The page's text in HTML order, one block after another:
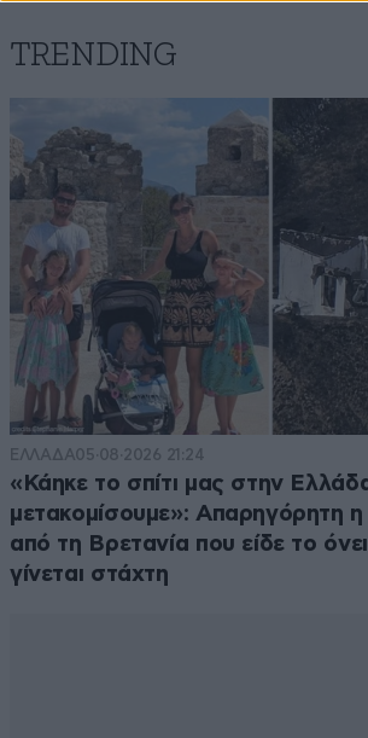
TRENDING
ΕΛΛΑΔΑ05·08·2026 21:24
«Κάηκε το σπίτι μας στην
μετακομίσουμε»: Απαρηγόρητη η
από τη Βρετανία που είδε το
γίνεται στάχτη